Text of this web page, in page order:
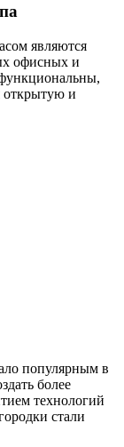
являются
офисных и
открытую и
популярным в
более
технологий
стали